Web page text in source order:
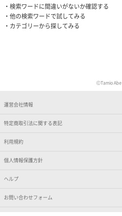
検索ワードに間違いがないか確認する
他の検索ワードで試してみる
カテゴリーから探してみる
ⒸTamio Abe
運営会社情報
特定商取引法に関する表記
利用規約
個人情報保護方針
ヘルプ
お問い合わせフォーム